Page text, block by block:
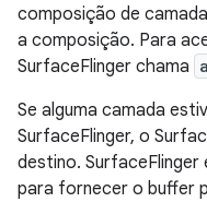
composição de
a composição. Para
SurfaceFlinger chama
Se alguma camada
SurfaceFlinger, o
destino. SurfaceFlinger
para fornecer o buffer